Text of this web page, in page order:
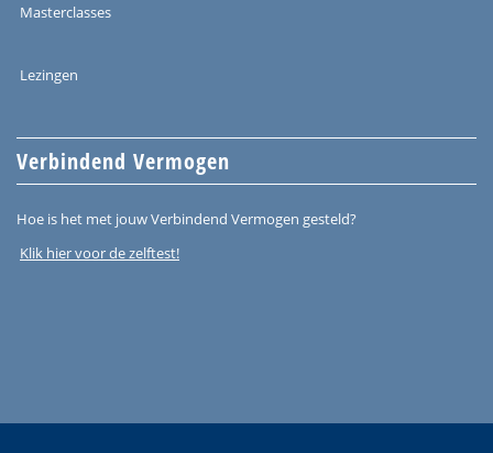
Masterclasses
Lezingen
Verbindend Vermogen
Hoe is het met jouw Verbindend Vermogen gesteld?
Klik hier voor de zelftest!